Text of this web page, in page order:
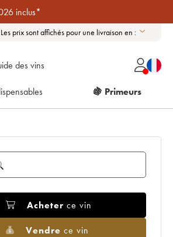
inclus*
Les prix sont affichés pour une livraison en :
des vins
🍇 Primeurs
Acheter ce vin
Vendre ce vin